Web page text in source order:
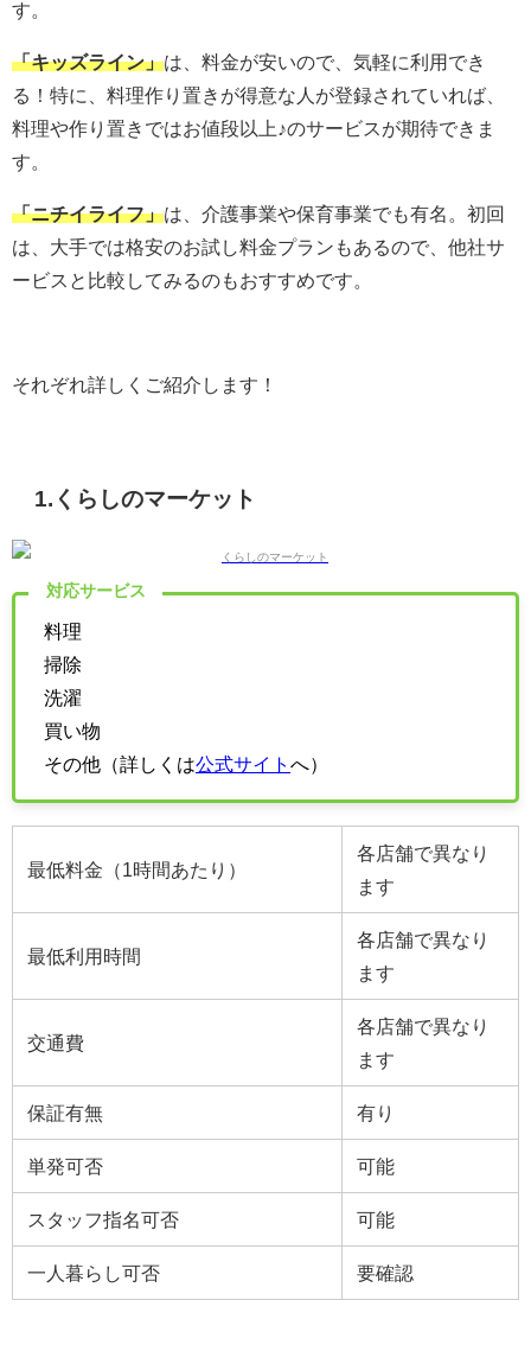
す。
「キッズライン」は、料金が安いので、気軽に利用でき
る！特に、料理作り置きが得意な人が登録されていれば、
料理や作り置きではお値段以上♪のサービスが期待できま
す。
「ニチイライフ」は、介護事業や保育事業でも有名。初回
は、大手では格安のお試し料金プランもあるので、他社サ
ービスと比較してみるのもおすすめです。
それぞれ詳しくご紹介します！
1. くらしのマーケット
対応サービス
料理
掃除
洗濯
買い物
その他（詳しくは公式サイト へ）
最低料金（1時間あたり）
各店舗で異なり
ます
最低利用時間
各店舗で異なり
ます
交通費
各店舗で異なり
ます
保証有無 有り
単発可否 可能
スタッフ指名可否 可能
一人暮らし可否 要確認